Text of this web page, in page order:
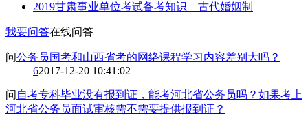
2019甘肃事业单位考试备考知识—古代婚姻制
我要问答在线问答
问公务员国考和山西省考的网络课程学习内容差别大吗？
62017-12-20 10:41:02
问 自考专科毕业没有报到证，能考河北省公务员吗？如果考上
河北省公务员面试审核需不需要提供报到证？